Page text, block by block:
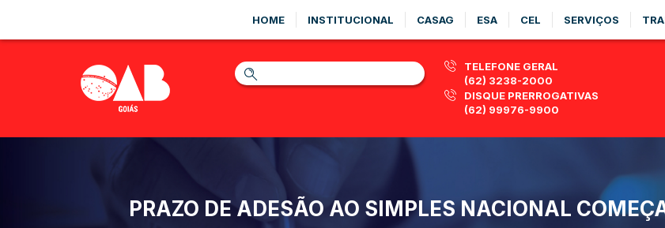
HOME INSTITUCIONAL CASAG ESA CEL SERVIÇOS
TELEFONE GERAL
(62) 3238-2000
DISQUE PRERROGATIVAS
(62) 99976-9900
PRAZO DE ADESÃO AO SIMPLES NACIONAL